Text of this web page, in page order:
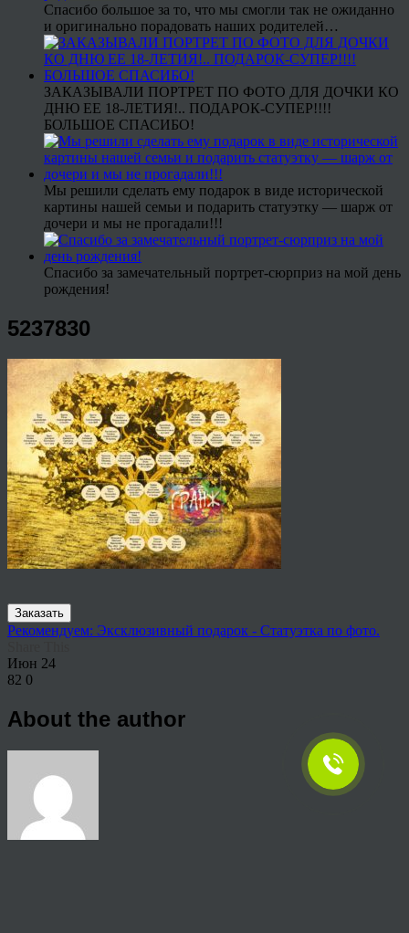
Спасибо большое за то, что мы смогли так не ожиданно
и оригинально порадовать наших родителей…
ЗАКАЗЫВАЛИ ПОРТРЕТ ПО ФОТО ДЛЯ ДОЧКИ КО
ДНЮ ЕЕ 18-ЛЕТИЯ!.. ПОДАРОК-СУПЕР!!!!
БОЛЬШОЕ СПАСИБО!
Мы решили сделать ему подарок в виде исторической
картины нашей семьи и подарить статуэтку — шарж от
дочери и мы не прогадали!!!
Спасибо за замечательный портрет-сюрприз на мой день
рождения!
5237830
Заказать
Рекомендуем: Эксклюзивный подарок - Статуэтка по фото.
Июн 24
82 0
About the author